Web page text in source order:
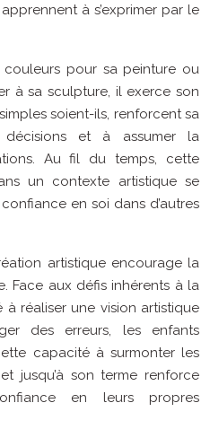
à s’exprimer par le
couleurs pour sa peinture ou
à sa sculpture, il exerce son
soient-ils, renforcent sa
et à assumer la
Au fil du temps, cette
un contexte artistique se
en soi dans d’autres
artistique encourage la
Face aux défis inhérents à la
réaliser une vision artistique
des erreurs, les enfants
capacité à surmonter les
jusqu’à son terme renforce
en leurs propres